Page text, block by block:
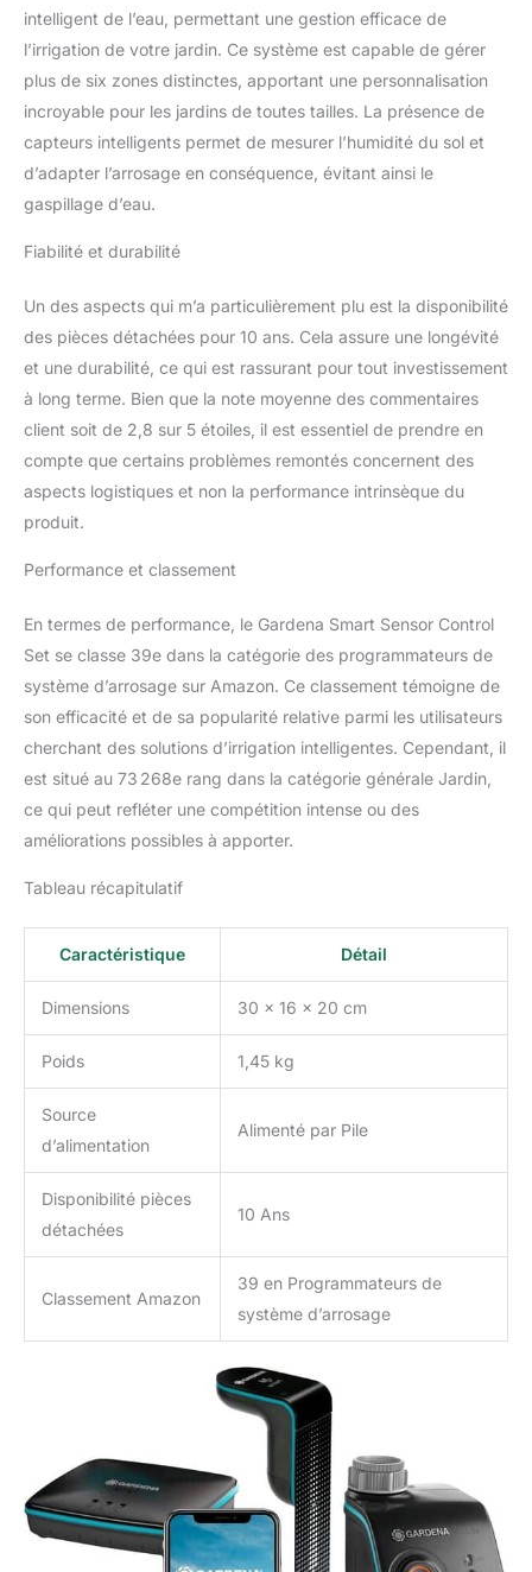
intelligent de l’eau, permettant une gestion efficace de
l’irrigation de votre jardin. Ce système est capable de gérer
plus de six zones distinctes, apportant une personnalisation
incroyable pour les jardins de toutes tailles. La présence de
capteurs intelligents permet de mesurer l’humidité du sol et
d’adapter l’arrosage en conséquence, évitant ainsi le
gaspillage d’eau.
Fiabilité et durabilité
Un des aspects qui m’a particulièrement plu est la disponibilité
des pièces détachées pour 10 ans. Cela assure une longévité
et une durabilité, ce qui est rassurant pour tout investissement
à long terme. Bien que la note moyenne des commentaires
client soit de 2,8 sur 5 étoiles, il est essentiel de prendre en
compte que certains problèmes remontés concernent des
aspects logistiques et non la performance intrinsèque du
produit.
Performance et classement
En termes de performance, le Gardena Smart Sensor Control
Set se classe 39e dans la catégorie des programmateurs de
système d’arrosage sur Amazon. Ce classement témoigne de
son efficacité et de sa popularité relative parmi les utilisateurs
cherchant des solutions d’irrigation intelligentes. Cependant, il
est situé au 73 268e rang dans la catégorie générale Jardin,
ce qui peut refléter une compétition intense ou des
améliorations possibles à apporter.
Tableau récapitulatif
Caractéristique Détail
Dimensions 30 x 16 x 20 cm
Poids 1,45 kg
Source
d’alimentation
Alimenté par Pile
Disponibilité pièces
détachées
10 Ans
Classement Amazon
39 en Programmateurs de
système d’arrosage